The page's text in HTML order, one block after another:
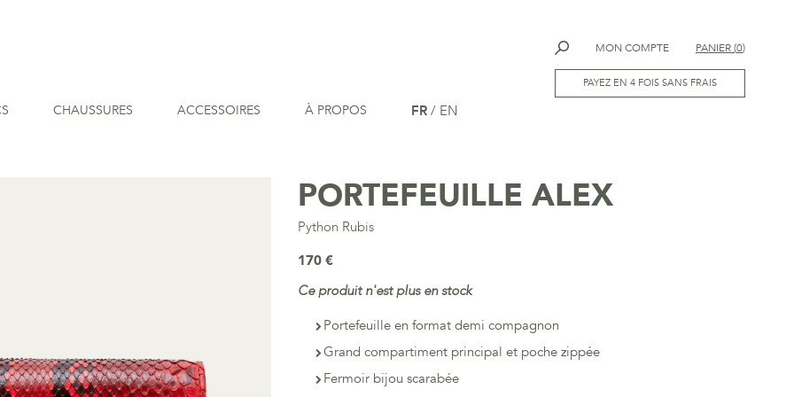
MON COMPTE PANIER(0)
PAYEZ EN 4 FOIS SANS FRAIS
CHAUSSURES ACCESSOIRES À PROPOS FR / EN
PORTEFEUILLE ALEX
Python Rubis
170 €
Ce produit n'est plus en stock
Portefeuille en format demi compagnon
Grand compartiment principal et poche zippée
Fermoir bijou scarabée